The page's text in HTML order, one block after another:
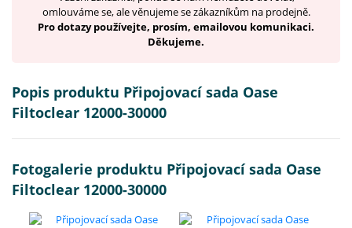
omlouváme se, ale věnujeme se zákazníkům na prodejně.
Pro dotazy používejte, prosím, emailovou komunikaci.
Děkujeme.
Popis produktu Připojovací sada Oase
Filtoclear 12000-30000
Fotogalerie produktu Připojovací sada Oase
Filtoclear 12000-30000